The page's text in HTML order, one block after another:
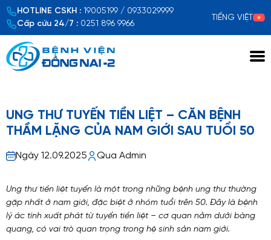
HOTLINE CSKH : 19005199 / 0933029999
Cấp cứu 24/7 : 0251 896 9966
TIẾNG VIỆT
UNG THƯ TUYẾN TIỀN LIỆT – CĂN BỆNH
THẦM LẶNG CỦA NAM GIỚI SAU TUỔI 50
Ngày 12.09.2025 Qua Admin
Ung thư tiền liệt tuyến là một trong những bệnh ung thư thường
gặp nhất ở nam giới, đặc biệt ở nhóm tuổi trên 50. Đây là bệnh
lý ác tính xuất phát từ tuyến tiền liệt – cơ quan nằm dưới bàng
quang, có vai trò quan trọng trong hệ sinh sản nam giới.